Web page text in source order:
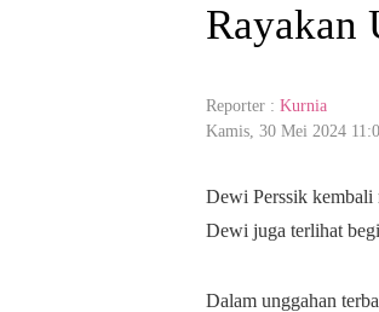
Rayakan
Reporter : Kurnia
Kamis, 30 Mei 2024
Dewi Perssik kembali
Dewi juga terlihat
Dalam unggahan